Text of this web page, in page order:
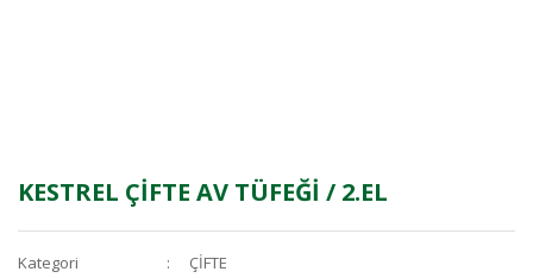
KESTREL ÇİFTE AV TÜFEĞİ / 2.EL
Kategori
ÇİFTE